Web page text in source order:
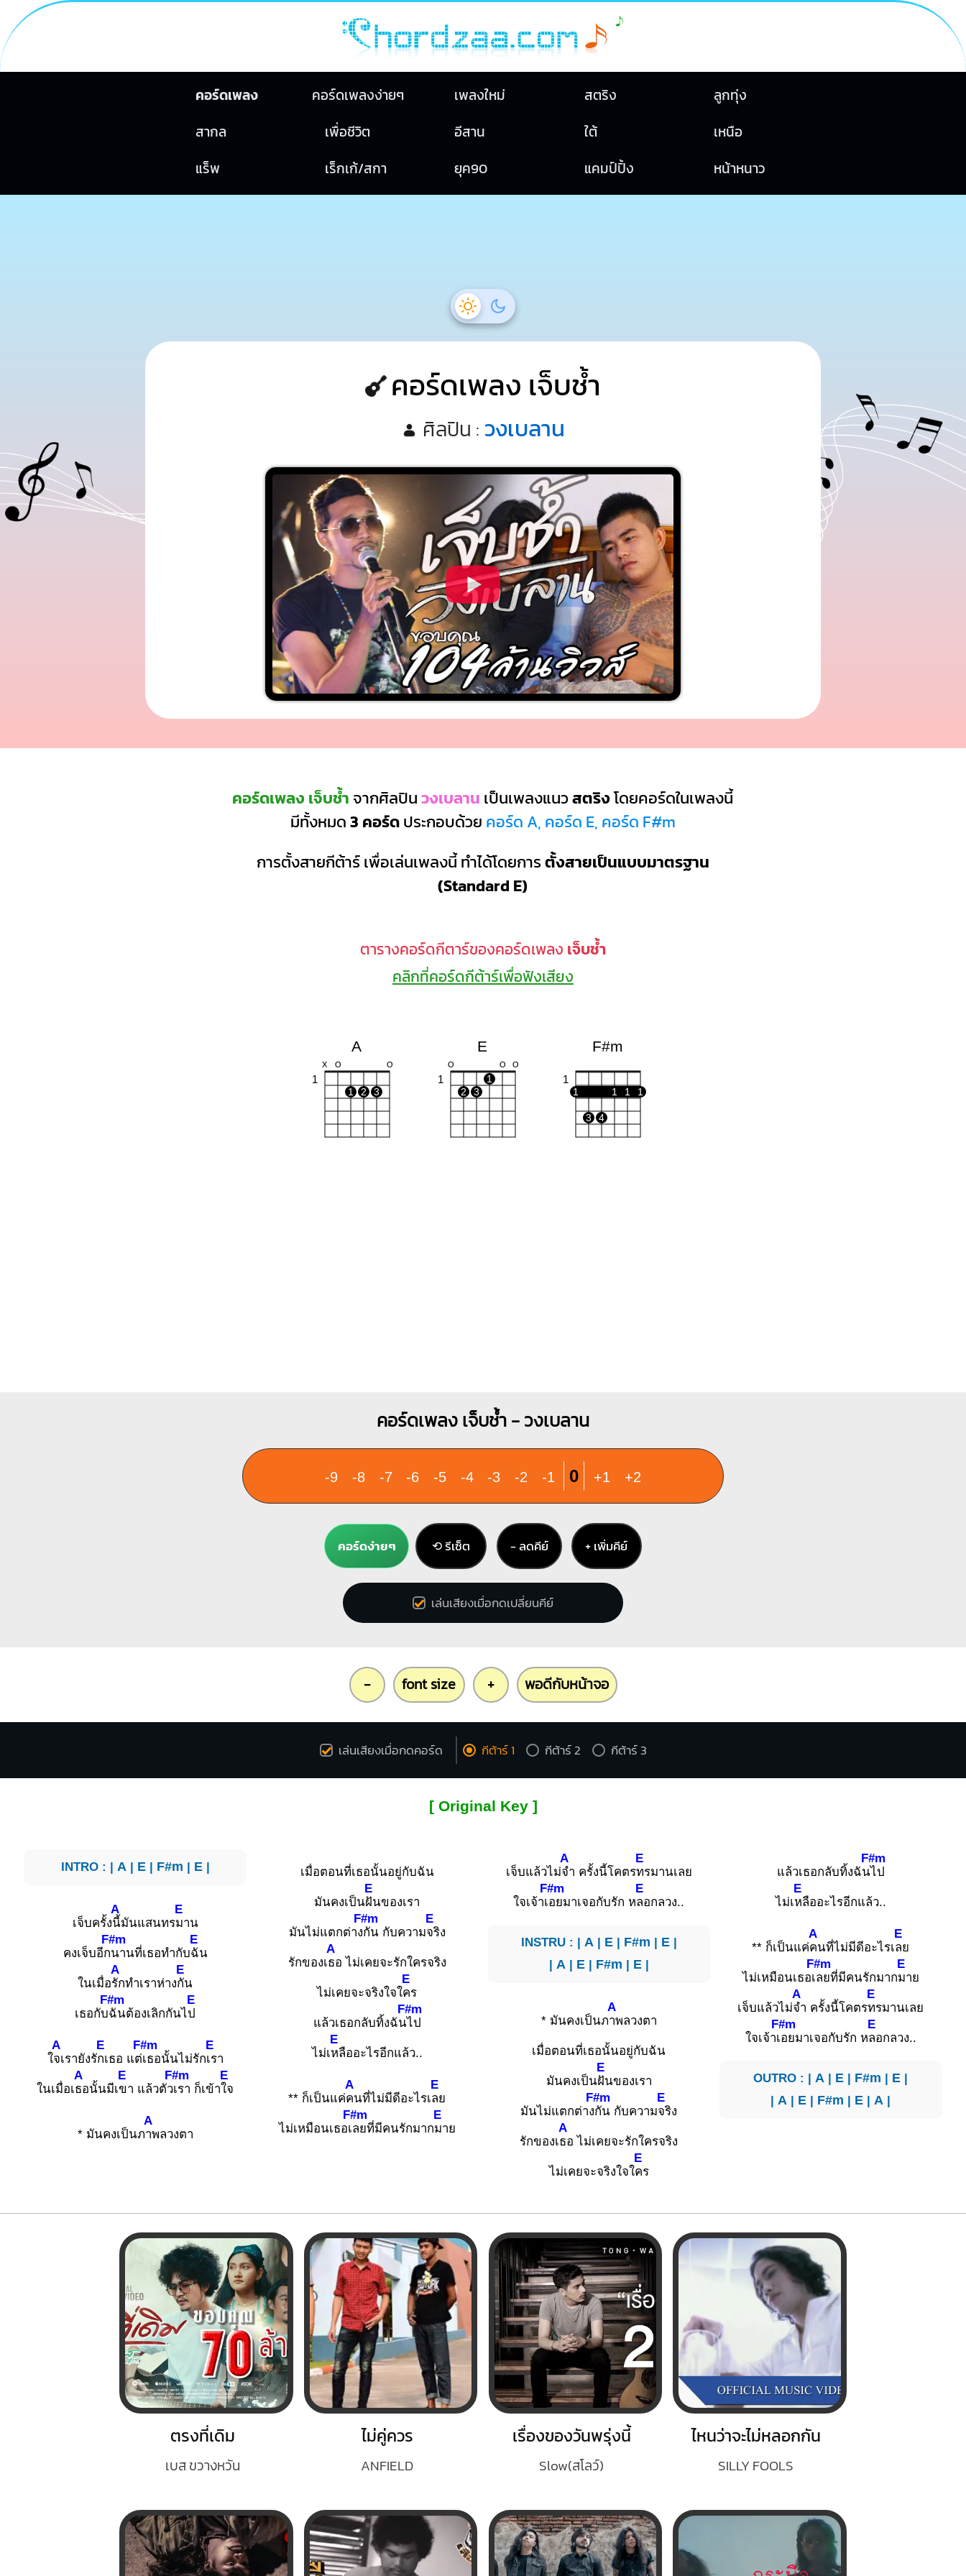
คอร์ดเพลง คอร์ดเพลงง่ายๆ เพลงใหม่ สตริง
ลูกทุ่ง
สากล
เพื่อชีวิต อีสาน ใต้
เหนือ
แร็พ
เร็กเก้/สกา ยุค90 แคมป์ปิ้ง หน้าหนาว
คอร์ดเพลง เจ็บช้ำ
ศิลปิน : วงเบลาน
คอร์ดเพลง เจ็บช้ำ จากศิลปินวงเบลาน เป็นเพลงแนวสตริงโดยคอร์ดในเพลงนี้
มีทั้งหมด3 คอร์ดประกอบด้วย คอร์ด A, คอร์ด E, คอร์ด F#m
การตั้งสายกีต้าร์ เพื่อเล่นเพลงนี้ ทำได้โดยการตั้งสายเป็นแบบมาตรฐาน
(Standard E)
ตารางคอร์ดกีตาร์ของคอร์ดเพลง เจ็บช้ำ
คลิกที่คอร์ดกีต้าร์เพื่อฟังเสียง
A
X O O
1
1 2 3
E
O O O
1
1
2
3
F#m
1
1 1 1 1
3 4
คอร์ดเพลง เจ็บช้ำ - วงเบลาน
-9 -8 -7 -6 -5 -4 -3 -2 -1 0 +1 +2
คอร์ดง่ายๆ ⟲ รีเซ็ต − ลดคีย์ + เพิ่มคีย์
เล่นเสียงเมื่อกดเปลี่ยนคีย์
- font size + พอดีกับหน้าจอ
เล่นเสียงเมื่อกดคอร์ด กีต้าร์ 1 กีต้าร์ 2 กีต้าร์ 3
[ Original Key ]
INTRO : | A| E| F#m | E|
เจ็บครั้ง
A
นี้มันแสนทร
E
มาน
คงเจ็บอีก
F#m
นานที่เธอทำกับ
E
ฉัน
ในเมื่อ
A
รักทำเราห่าง
E
กัน
เธอกับ
F#m
ฉันต้องเลิกกันไ
E
ป
ใ
A
จเรายังรั
E
กเธอ แต่
F#m
เธอนั้นไม่รัก
E
เรา
ในเมื่อเ
A
ธอนั้นมีเ
E
ขา แล้วตัว
F#m
เรา ก็เข้า
E
ใจ
* มันคงเป็นภ
A
าพลวงตา
เมื่อตอนที่เธอนั้นอยู่กับฉัน
มันคงเป็น
E
ฝันของเรา
มันไม่แตกต่าง
F#m
กัน กับความ
E
จริง
รักของเ
A
ธอ ไม่เคยจะรักใครจริง
ไม่เคยจะจริงใจใ
E
คร
แล้วเธอกลับทิ้งฉัน
F#m
ไป
ไม่เ
E
หลืออะไรอีกแล้ว..
** ก็เป็นแค่
A
คนที่ไม่มีดีอะไรเ
E
ลย
ไม่เหมือนเธอเ
F#m
ลยที่มีคนรักมาก
E
มาย
เจ็บแล้วไม่
A
จำ ครั้งนี้โคตร
E
ทรมานเลย
ใจเจ้าเ
F#m
อยมาเจอกับรัก ห
E
ลอกลวง..
INSTRU : | A| E| F#m | E|
| A| E| F#m | E|
* มันคงเป็นภ
A
าพลวงตา
เมื่อตอนที่เธอนั้นอยู่กับฉัน
มันคงเป็น
E
ฝันของเรา
มันไม่แตกต่าง
F#m
กัน กับความ
E
จริง
รักของเ
A
ธอ ไม่เคยจะรักใครจริง
ไม่เคยจะจริงใจใ
E
คร
แล้วเธอกลับทิ้งฉัน
F#m
ไป
ไม่เ
E
หลืออะไรอีกแล้ว..
** ก็เป็นแค่
A
คนที่ไม่มีดีอะไรเ
E
ลย
ไม่เหมือนเธอเ
F#m
ลยที่มีคนรักมาก
E
มาย
เจ็บแล้วไม่
A
จำ ครั้งนี้โคตร
E
ทรมานเลย
ใจเจ้าเ
F#m
อยมาเจอกับรัก ห
E
ลอกลวง..
OUTRO : |A | E | F#m | E |
|A | E | F#m | E |A |
ตรงที่เดิม
เบส ขวางหวัน
ไม่คู่ควร
ANFIELD
เรื่องของวันพรุ่งนี้
Slow(สโลว์)
ไหนว่าจะไม่หลอกกัน
SILLY FOOLS